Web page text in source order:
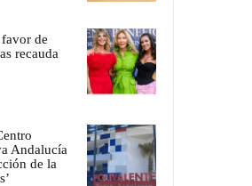
de
recauda
Andalucía
de la